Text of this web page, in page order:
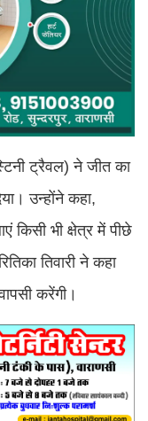
ट्रैवल) ने जीत का
उन्होंने कहा,
किसी भी क्षेत्र में पीछे
तिवारी ने कहा
करेंगी।